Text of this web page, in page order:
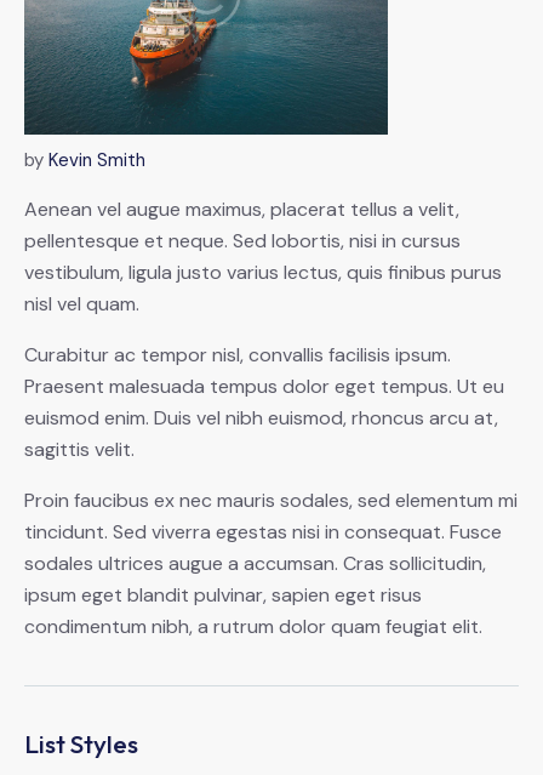
by Kevin Smith
Aenean vel augue maximus, placerat tellus a velit,
pellentesque et neque. Sed lobortis, nisi in cursus
vestibulum, ligula justo varius lectus, quis finibus purus
nisl vel quam.
Curabitur ac tempor nisl, convallis facilisis ipsum.
Praesent malesuada tempus dolor eget tempus. Ut eu
euismod enim. Duis vel nibh euismod, rhoncus arcu at,
sagittis velit.
Proin faucibus ex nec mauris sodales, sed elementum mi
tincidunt. Sed viverra egestas nisi in consequat. Fusce
sodales ultrices augue a accumsan. Cras sollicitudin,
ipsum eget blandit pulvinar, sapien eget risus
condimentum nibh, a rutrum dolor quam feugiat elit.
List Styles